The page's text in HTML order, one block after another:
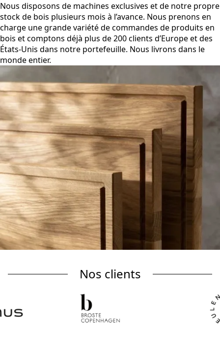
Nous disposons de machines exclusives et de notre propre
stock de bois plusieurs mois à l’avance. Nous prenons en
charge une grande variété de commandes de produits en
bois et comptons déjà plus de 200 clients d’Europe et des
États-Unis dans notre portefeuille. Nous livrons dans le
monde entier.
Nos clients